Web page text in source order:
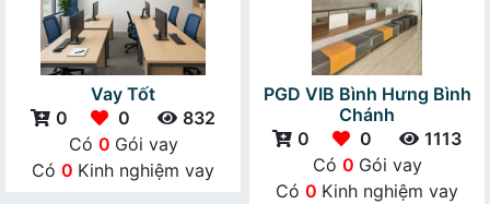
Vay Tốt
0
0
832
Có 0 Gói vay
Có 0 Kinh nghiệm vay
PGD VIB Bình Hưng Bình
Chánh
0
0
1113
Có 0 Gói vay
Có 0 Kinh nghiệm vay